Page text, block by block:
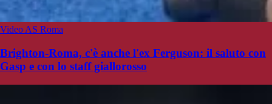
Video AS Roma
Brighton-Roma, c'è anche l'ex Ferguson: il saluto con
Gasp e con lo staff giallorosso